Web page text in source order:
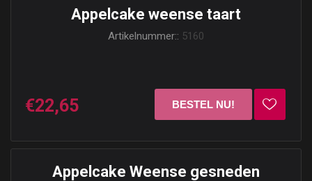
Appelcake weense taart
Artikelnummer:: 5160
€22,65
Appelcake Weense gesneden